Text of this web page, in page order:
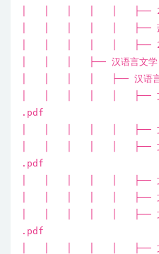
│ │ │ │ │ ├── 20蓝
│ │ │ │ │ ├── 蓝军
│ │ │ │ │ ├── 20蓝
│ │ │ ├── 汉语言文学
│ │ │ │ ├── 汉语言
│ │ │ │ │ ├── 文学类
.pdf
│ │ │ │ │ ├── 文学
│ │ │ │ │ ├── 文学类
.pdf
│ │ │ │ │ ├── 文学
│ │ │ │ │ ├── 文学
│ │ │ │ │ ├── 文学类
.pdf
│ │ │ │ │ ├── 文学